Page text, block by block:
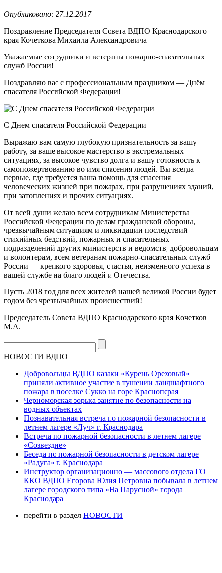
Опубликовано: 27.12.2017
Поздравление Председателя Совета ВДПО Краснодарского
края Кочеткова Михаила Александровича
Уважаемые сотрудники и ветераны пожарно-спасательных
служб России!
Поздравляю вас с профессиональным праздником — Днём
спасателя Российской Федерации!
С Днем спасателя Российской Федерации
Выражаю вам самую глубокую признательность за вашу
работу, за ваше высокое мастерство в экстремальных
ситуациях, за высокое чувство долга и вашу готовность к
самопожертвованию во имя спасения людей. Вы всегда
первые, где требуется ваша помощь для спасения
человеческих жизней при пожарах, при разрушениях зданий,
при затоплениях и прочих ситуациях.
От всей души желаю всем сотрудникам Министерства
Российской Федерации по делам гражданской обороны,
чрезвычайным ситуациям и ликвидации последствий
стихийных бедствий, пожарных и спасательных
подразделений других министерств и ведомств, добровольцам
и волонтерам, всем ветеранам пожарно-спасательных служб
России — крепкого здоровья, счастья, неизменного успеха в
вашей службе на благо людей и Отечества.
Пусть 2018 год для всех жителей нашей великой России будет
годом без чрезвычайных происшествий!
Председатель Совета ВДПО Краснодарского края Кочетков
М.А.
НОВОСТИ ВДПО
Добровольцы ВДПО казаки «Курень Ореховый»
приняли активное участие в тушении ландшафтного
пожара в поселке Сукко на горе Красноперая
Черноморская зорька занятие по безопасности на
водных объектах
Познавательная встреча по пожарной безопасности в
летнем лагере «Луч» г. Краснодара
Встреча по пожарной безопасности в летнем лагере
«Созвездие»
Беседа по пожарной безопасности в детском лагере
«Радуга» г. Краснодара
Инструктор организационно — массового отдела ГО
ККО ВДПО Егорова Юлия Петровна побывала в летнем
лагере городского типа «На Парусной» города
Краснодара
перейти в раздел НОВОСТИ